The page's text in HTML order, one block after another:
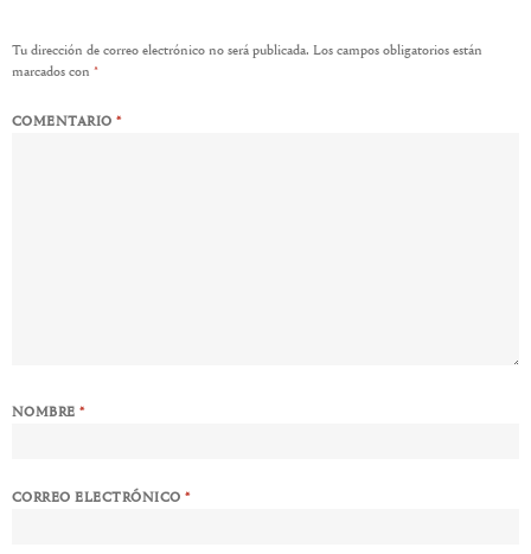
Tu dirección de correo electrónico no será publicada. Los campos obligatorios están
marcados con *
COMENTARIO*
NOMBRE*
CORREO ELECTRÓNICO*